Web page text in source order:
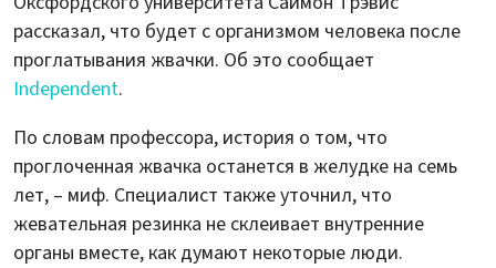
рассказал, что будет с организмом человека после
проглатывания жвачки. Об это сообщает
Independent.
По словам профессора, история о том, что
проглоченная жвачка останется в желудке на семь
лет, – миф. Специалист также уточнил, что
жевательная резинка не склеивает внутренние
органы вместе, как думают некоторые люди.